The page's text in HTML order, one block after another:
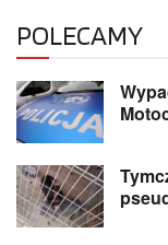
POLECAMY